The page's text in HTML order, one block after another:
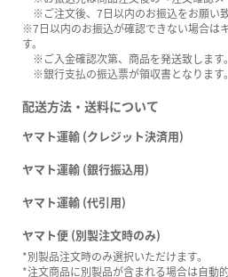
※ご注文後、7日以内のお振込をお願い致
※7日以内のお振込が確認できない場合は
す。
※ご入金確認次第、商品を発送致します。
※銀行支払の振込票が領収書となります。
配送方法・送料について
ヤマト運輸 (クレジット決済用)
ヤマト運輸 (銀行振込用)
ヤマト運輸 (代引用)
ヤマト便 (別製注文時のみ)
*別製品注文時のみ選択いただけます。
*注文商品に別製品が含まれる場合は自動